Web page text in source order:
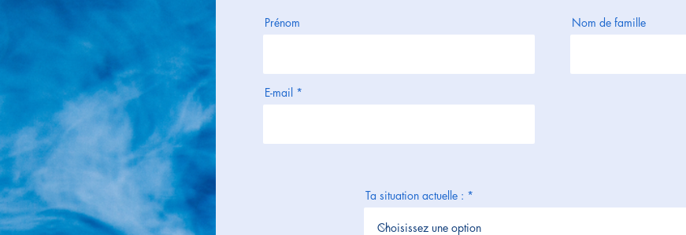
Prénom Nom de famille
E-mail
Ta situation actuelle :